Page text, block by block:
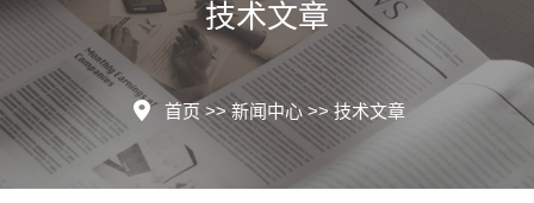
技术文章
首页 >>新闻中心>>技术文章